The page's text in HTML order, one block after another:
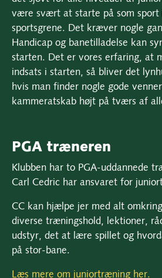
være svært at starte på som sport
sportsgrene. Det kræver nogle
Handicap og banetilladelse kan
starten. Det er vores erfaring, at
indsats i starten, så bliver det
hvis man finder nogle gode
kammeratskab højt på tværs af
PGA træneren
Klubben har to PGA-uddannede
Carl Cedric har ansvaret for
CC kan hjælpe jer med alt
diverse træningshold, lektioner,
udstyr, det at lære spillet og
på stor-bane.
Læs mere om juniortræning her.